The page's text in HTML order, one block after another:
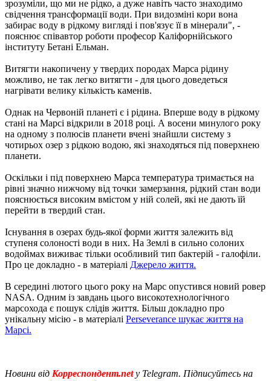
зрозуміли, що ми не рідко, а дуже навіть часто знаходимо
свідчення трансформації води. При видозміні кори вона
забирає воду в рідкому вигляді і пов'язує її в мінерали", -
пояснює співавтор роботи професор Каліфорнійського
інституту Бетані Ельман.
Витягти накопичену у твердих породах Марса рідину
можливо, не так легко витягти - для цього доведеться
нагрівати велику кількість каменів.
Однак на Червоній планеті є і рідина. Вперше воду в рідкому
стані на Марсі відкрили в 2018 році. А восени минулого року
на одному з полюсів планети вчені знайшли систему з
чотирьох озер з рідкою водою, які знаходяться під поверхнею
планети.
Оскільки і під поверхнею Марса температура тримається на
рівні значно нижчому від точки замерзання, рідкий стан води
пояснюється високим вмістом у ній солей, які не дають їй
перейти в твердий стан.
Існування в озерах будь-якої форми життя залежить від
ступеня солоності води в них. На Землі в сильно солоних
водоймах виживає тільки особливий тип бактерій - галофіли.
Про це докладно - в матеріалі Джерело життя.
В середині лютого цього року на Марс опустився новий ровер
NASA. Одним із завдань цього високотехнологічного
марсохода є пошук слідів життя. Більш докладно про
унікальну місію - в матеріалі Perseverance шукає життя на
Марсі.
Новини від Корреспондент.netу Telegram. Підписуйтесь на